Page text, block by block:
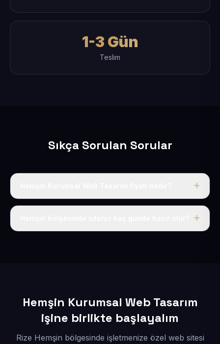
1-3 Gün
Teslim
Sıkça Sorulan Sorular
Tek fiyat uygulanır: yıllık 50 USD + KDV. Bu bedele alan
Hemşin Kurumsal Web Tasarım
işine birlikte başlayalım
Rize Hemşin bölgesinde işletmenize özel web sitesi